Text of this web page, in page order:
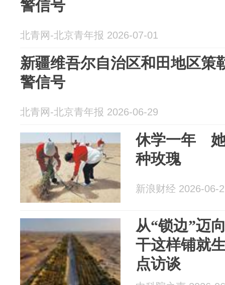
警信号
北青网-北京青年报 2026-07-01
新疆维吾尔自治区和田地区策
警信号
北青网-北京青年报 2026-06-29
休学一年 她
种玫瑰
新浪财经 2026-06-
从“锁边”迈
干这样铺就
点访谈